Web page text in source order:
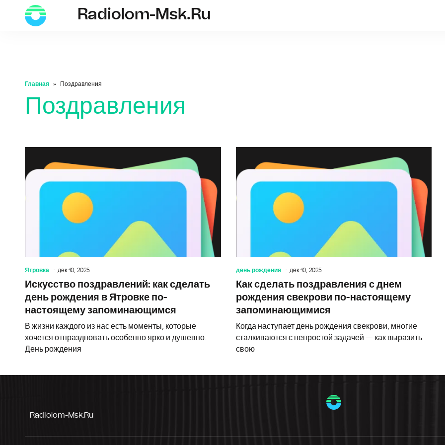
radiolom-msk.ru
Radiolom-Msk.ru
Главная Поздравления
Поздравления
Ятровка дек 10, 2025
Искусство поздравлений: как сделать
день рождения в Ятровке по-
настоящему запоминающимся
В жизни каждого из нас есть моменты, которые
хочется отпраздновать особенно ярко и душевно.
День рождения
день рождения дек 10, 2025
Как сделать поздравления с днем
рождения свекрови по-настоящему
запоминающимися
Когда наступает день рождения свекрови, многие
сталкиваются с непростой задачей — как выразить
свою
Radiolom-Msk.ru